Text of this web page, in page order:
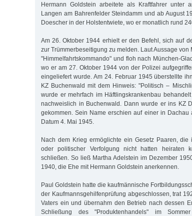
Hermann Goldstein arbeitete als Kraftfahrer unter
Langen am Bahrenfelder Steindamm und ab August
Doescher in der Holstentwiete, wo er monatlich rund
Am 26. Oktober 1944 erhielt er den Befehl, sich auf
zur Trümmerbeseitigung zu melden. Laut Aussage von
"Himmelfahrtskommando" und floh nach München-
wo er am 27. Oktober 1944 von der Polizei
eingeliefert wurde. Am 24. Februar 1945 überstellte
KZ Buchenwald mit dem Hinweis: "Politisch –
wurde er mehrfach im Häftlingskrankenbau
nachweislich in Buchenwald. Dann wurde er ins KZ
gekommen. Sein Name erschien auf einer in Dachau
Datum 4. Mai 1945.
Nach dem Krieg ermöglichte ein Gesetz Paaren,
oder politischer Verfolgung nicht hatten heiraten
schließen. So ließ Martha Adelstein im Dezember
1940, die Ehe mit Hermann Goldstein anerkennen.
Paul Goldstein hatte die kaufmännische
der Kaufmannsgehilfenprüfung abgeschlossen, trat
Vaters ein und übernahm den Betrieb nach dessen
Schließung des "Produktenhandels" im